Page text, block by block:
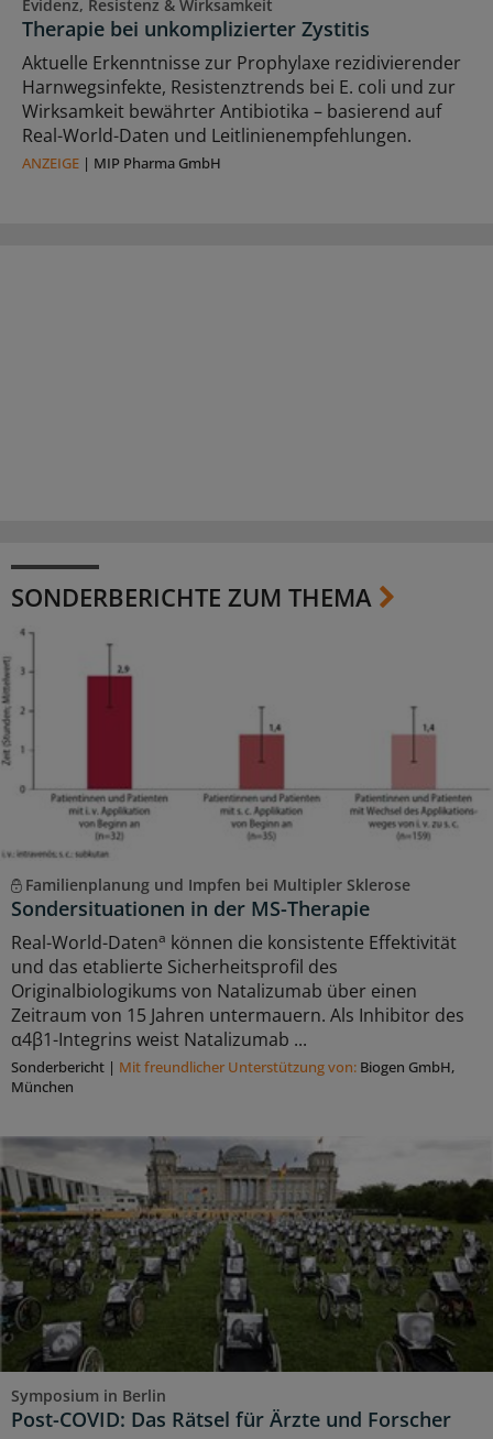
Evidenz, Resistenz & Wirksamkeit
Therapie bei unkomplizierter Zystitis
Aktuelle Erkenntnisse zur Prophylaxe rezidivierender
Harnwegsinfekte, Resistenztrends bei E. coli und zur
Wirksamkeit bewährter Antibiotika – basierend auf
Real-World-Daten und Leitlinienempfehlungen.
ANZEIGE | MIP Pharma GmbH
SONDERBERICHTE ZUM THEMA
Familienplanung und Impfen bei Multipler Sklerose
Sondersituationen in der MS-Therapie
Real-World-Datena können die konsistente Effektivität
und das etablierte Sicherheitsprofil des
Originalbiologikums von Natalizumab über einen
Zeitraum von 15 Jahren untermauern. Als Inhibitor des
α4β1-Integrins weist Natalizumab ...
Sonderbericht | Mit freundlicher Unterstützung von: Biogen GmbH,
München
Symposium in Berlin
Post-COVID: Das Rätsel für Ärzte und Forscher